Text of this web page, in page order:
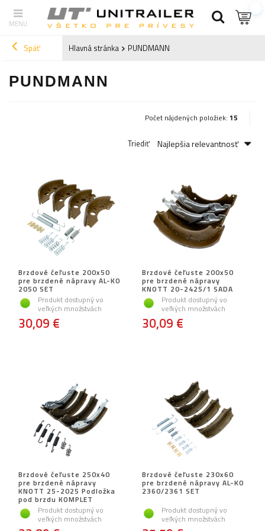
Späť Hlavná stránka PUNDMANN
PUNDMANN
Počet nájdených položiek: 15
Triediť Najlepšia relevantnosť
Brzdové čeľuste 200x50
pre brzdené nápravy AL-KO
2050 SET
Produkt dostupný vo
veľkých množstvách
30,09 €
Brzdové čeľuste 200x50
pre brzdené nápravy
KNOTT 20-2425/1 SADA
Produkt dostupný vo
veľkých množstvách
30,09 €
Brzdové čeľuste 250x40
pre brzdené nápravy
KNOTT 25-2025 Podložka
pod brzdu KOMPLET
Produkt dostupný vo
veľkých množstvách
Brzdové čeľuste 230x60
pre brzdené nápravy AL-KO
2360/2361 SET
Produkt dostupný vo
veľkých množstvách